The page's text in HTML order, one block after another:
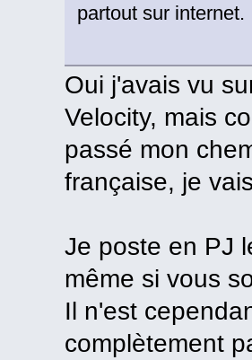
partout sur internet.
Oui j'avais vu
Velocity, mais
passé mon
française, je
Je poste en PJ
même si vous
Il n'est
complètement